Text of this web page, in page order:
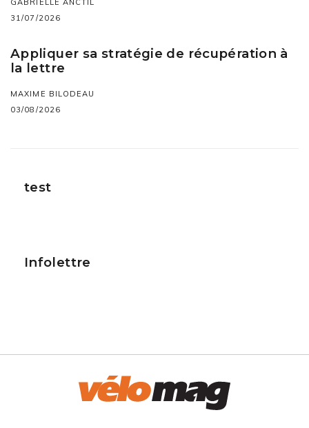
GABRIELLE ANCTIL
31/07/2026
Appliquer sa stratégie de récupération à
la lettre
MAXIME BILODEAU
03/08/2026
test
Infolettre